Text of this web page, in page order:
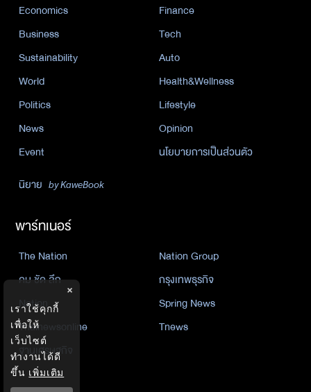
Economics
Finance
Business
Tech
Sustainability
Auto
World
Health&Wellness
Politics
Lifestyle
News
Opinion
Event
นโยบายการเป็นส่วนตัว
นิยาย by KaweBook
พาร์ทเนอร์
The Nation
Nation Group
คม ชัด ลึก
กรุงเทพธุรกิจ
Nation
Spring News
Thainewsonline
Tnews
ฐานเศรษฐกิจ
×
เราใช้คุกกี้
เพื่อให้
เว็บไซต์
ทำงานได้ดี
ขึ้น เพิ่มเติม